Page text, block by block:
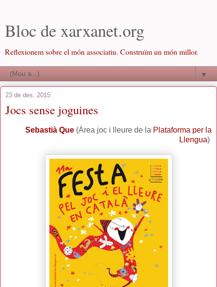
Bloc de xarxanet.org
Reflexionem sobre el món associatiu. Construïm un món millor.
▼
23 de des. 2015
Jocs sense joguines
Sebastià Que (Àrea joc i lleure de la Plataforma per la
Llengua)